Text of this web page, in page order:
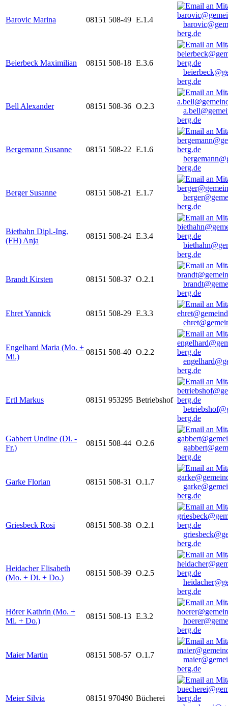
Barovic Marina 08151 508-49 E.1.4
berg.de
Beierbeck Maximilian 08151 508-18 E.3.6
berg.de
Bell Alexander 08151 508-36 O.2.3
berg.de
Bergemann Susanne 08151 508-22 E.1.6
berg.de
Berger Susanne 08151 508-21 E.1.7
berg.de
Biethahn Dipl.-Ing.
(FH) Anja
08151 508-24 E.3.4
berg.de
Brandt Kirsten 08151 508-37 O.2.1
berg.de
Ehret Yannick 08151 508-29 E.3.3
Engelhard Maria (Mo. +
Mi.)
08151 508-40 O.2.2
berg.de
Ertl Markus 08151 953295 Betriebshof
berg.de
Gabbert Undine (Di. -
Fr.)
08151 508-44 O.2.6
berg.de
Garke Florian 08151 508-31 O.1.7
berg.de
Griesbeck Rosi 08151 508-38 O.2.1
berg.de
Heidacher Elisabeth
(Mo. + Di. + Do.)
08151 508-39 O.2.5
berg.de
Hörer Kathrin (Mo. +
Mi. + Do.)
08151 508-13 E.3.2
berg.de
Maier Martin 08151 508-57 O.1.7
berg.de
Meier Silvia 08151 970490 Bücherei